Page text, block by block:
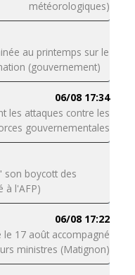
météorologiques)
au printemps sur le
(gouvernement)
06/08 17:34
les attaques contre les
gouvernementales
son boycott des
à l'AFP)
06/08 17:22
le 17 août accompagné
ministres (Matignon)